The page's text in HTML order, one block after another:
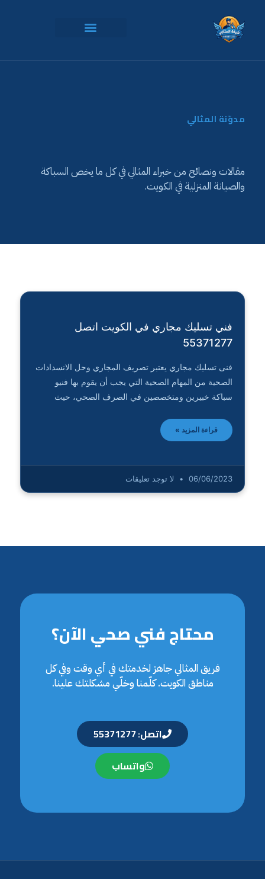
مدوّنة المثالي
مقالات ونصائح من خبراء المثالي في كل ما يخص السباكة
والصيانة المنزلية في الكويت.
فني تسليك مجاري في الكويت اتصل
55371277
فنى تسليك مجاري يعتبر تصريف المجاري وحل الانسدادات
الصحية من المهام الصحية التي يجب أن يقوم بها فنيو
سباكة خبيرين ومتخصصين في الصرف الصحي، حيث
قراءة المزيد »
06/06/2023 لا توجد تعليقات
محتاج فني صحي الآن؟
فريق المثالي جاهز لخدمتك في أي وقت وفي كل
مناطق الكويت. كلّمنا وخلّي مشكلتك علينا.
اتصل: 55371277
واتساب